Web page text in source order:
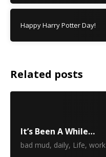
Happy Harry Potter Day!
Related posts
It’s Been A While…
bad mud, daily, Life, work